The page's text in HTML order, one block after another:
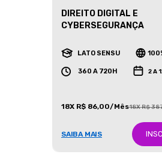
DIREITO DIGITAL E
CYBERSEGURANÇA
LATO SENSU
360 A 720H 2 A
18X R$ 86,00/Mês18X R$
SAIBA MAIS